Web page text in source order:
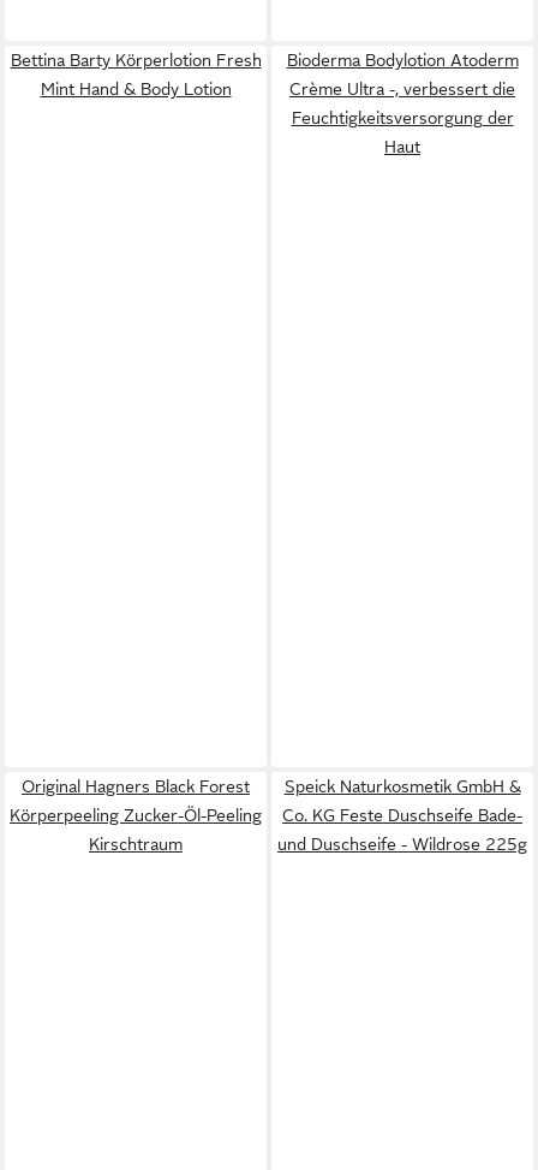
Bettina Barty Körperlotion Fresh
Mint Hand & Body Lotion
Bioderma Bodylotion Atoderm
Crème Ultra -, verbessert die
Feuchtigkeitsversorgung der
Haut
Original Hagners Black Forest
Körperpeeling Zucker-Öl-Peeling
Kirschtraum
Speick Naturkosmetik GmbH &
Co. KG Feste Duschseife Bade-
und Duschseife - Wildrose 225g